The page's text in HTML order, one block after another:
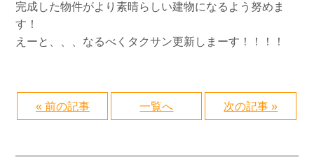
完成した物件がより素晴らしい建物になるよう努めま
す！
えーと、、、なるべくタクサン更新しまーす！！！！
« 前の記事 一覧へ 次の記事 »